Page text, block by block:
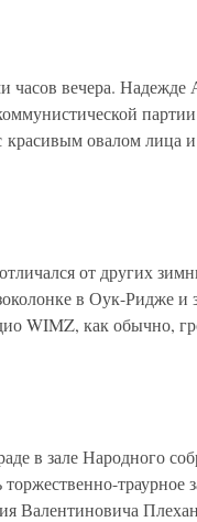
часов вечера.
овалом лица и
от других
в Оук-Ридже
WIMZ, как обычно,
в зале Народного
траурное
Валентиновича